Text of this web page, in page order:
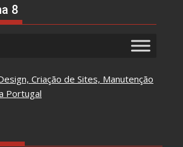
8
Criação de Sites, Manutenção
Portugal